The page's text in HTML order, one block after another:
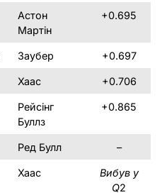
Астон
Мартін
+0.695
Заубер +0.697
Хаас +0.706
Рейсінг
Буллз
+0.865
Ред Булл –
Хаас
Вибув у
Q2